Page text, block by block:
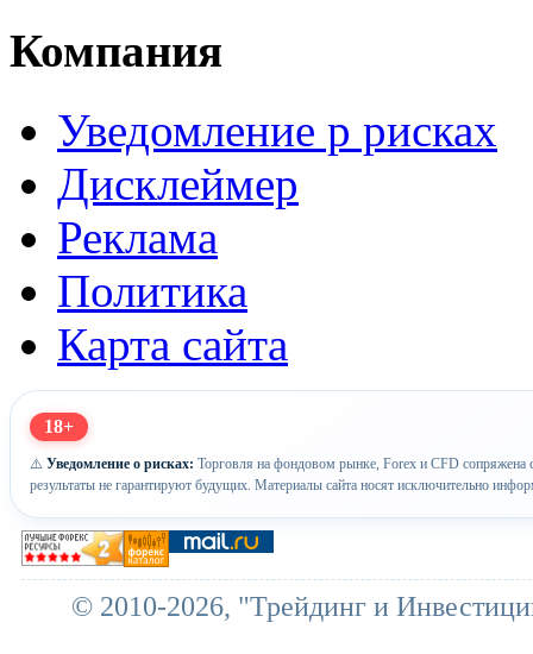
Компания
Уведомление р рисках
Дисклеймер
Реклама
Политика
Карта сайта
18+
⚠️ Уведомление о рисках: Торговля на фондовом рынке, Forex и CFD сопряжена
результаты не гарантируют будущих. Материалы сайта носят исключительно
© 2010-2026, "Трейдинг и